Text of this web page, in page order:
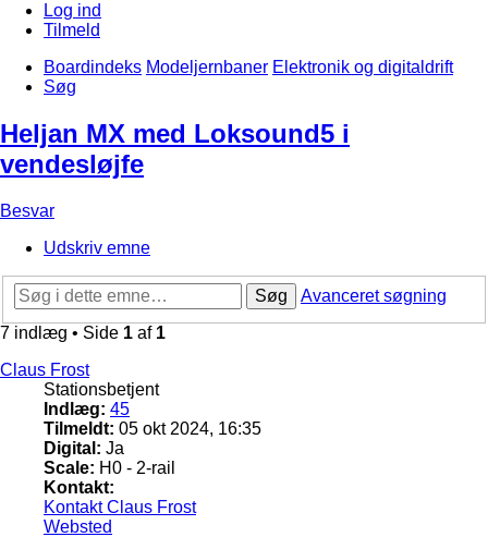
Log ind
Tilmeld
Boardindeks Modeljernbaner Elektronik og digitaldrift
Søg
Heljan MX med Loksound5 i
vendesløjfe
Besvar
Udskriv emne
Søg
Avanceret søgning
7 indlæg • Side 1 af 1
Claus Frost
Stationsbetjent
Indlæg: 45
Tilmeldt: 05 okt 2024, 16:35
Digital: Ja
Scale: H0 - 2-rail
Kontakt:
Kontakt Claus Frost
Websted